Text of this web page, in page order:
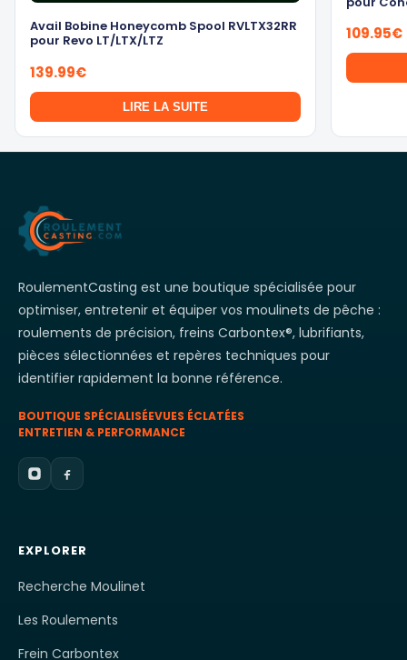
produit
Avail Bobine Honeycomb Spool RVLTX32RR
pour Revo LT/LTX/LTZ
139.99€
LIRE LA SUITE
109.95€
RoulementCasting est une boutique spécialisée pour
optimiser, entretenir et équiper vos moulinets de pêche :
roulements de précision, freins Carbontex®, lubrifiants,
pièces sélectionnées et repères techniques pour
identifier rapidement la bonne référence.
BOUTIQUE SPÉCIALISÉEVUES ÉCLATÉES
ENTRETIEN & PERFORMANCE
EXPLORER
Recherche Moulinet
Les Roulements
Frein Carbontex